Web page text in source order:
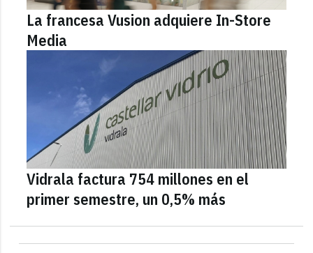
La francesa Vusion adquiere In-Store
Media
Vidrala factura 754 millones en el
primer semestre, un 0,5% más